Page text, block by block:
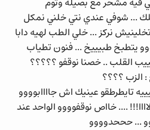
... شوفي عندي نتي خلني نمكل
نركز ... خلي الطب لهيه دابا
يتطبخ طبيييخ ... فنون تطياب
القلب .. خصنا نوقفو ؟؟؟؟؟
: الزب ؟؟؟؟
تايطرطقو عينيك اش جاااابوووو
.... خااص نوقفوووو الواحد عند
... حححدوووو